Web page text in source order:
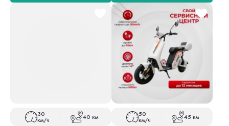
30
км/ч 40 км 50
км/ч 45 км